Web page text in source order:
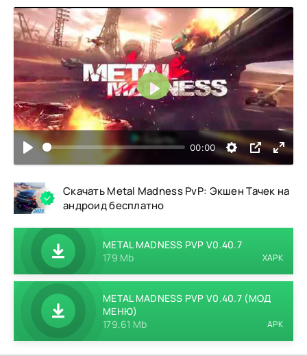
00:00
Воспроизвести
Скачать Metal Madness PvP: Экшен Тачек на
андроид бесплатно
METAL MADNESS PVP V0.40.7
179 Mb
XAPK
METAL MADNESS PVP V0.40.7 (МОД
МЕНЮ)
179.61 Mb
APK